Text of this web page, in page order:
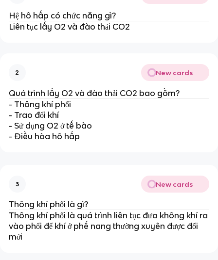
Hệ hô hấp có chức năng gì?
Liên tục lấy O2 và đào thải CO2
2 New cards
Quá trình lấy O2 và đào thải CO2 bao gồm?
- Thông khí phổi
- Trao đổi khí
- Sử dụng O2 ở tế bào
- Điều hòa hô hấp
3 New cards
Thông khí phổi là gì?
Thông khí phổi là quá trình liên tục đưa không khí ra
vào phổi để khí ở phế nang thường xuyên được đổi
mới